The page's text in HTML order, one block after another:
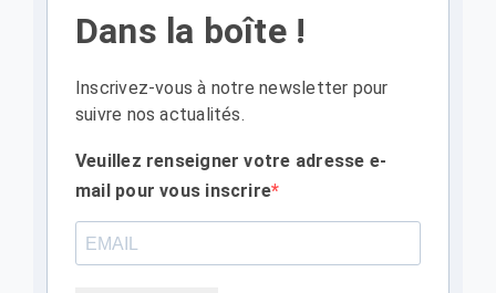
Dans la boîte !
Inscrivez-vous à notre newsletter pour
suivre nos actualités.
Veuillez renseigner votre adresse e-
mail pour vous inscrire